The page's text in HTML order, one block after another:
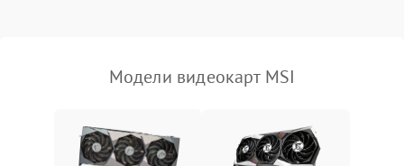
Модели видеокарт MSI